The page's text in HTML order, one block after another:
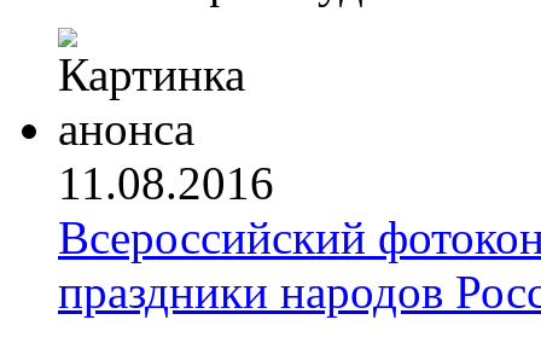
11.08.2016
Всероссийский
праздники народов